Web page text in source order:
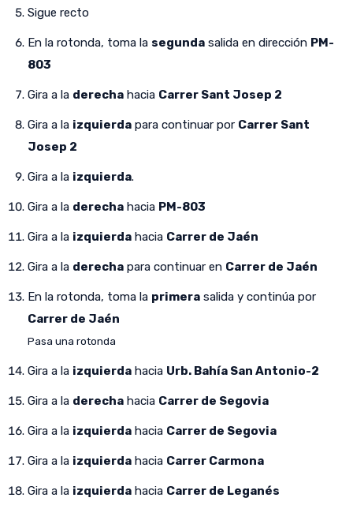
Sigue recto
En la rotonda, toma la segunda salida en dirección PM-
803
Gira a la derecha hacia Carrer Sant Josep 2
Gira a la izquierda para continuar por Carrer Sant
Josep 2
Gira a la izquierda.
Gira a la derecha hacia PM-803
Gira a la izquierda hacia Carrer de Jaén
Gira a la derecha para continuar en Carrer de Jaén
En la rotonda, toma la primera salida y continúa por
Carrer de Jaén
Pasa una rotonda
Gira a la izquierda hacia Urb. Bahía San Antonio-2
Gira a la derecha hacia Carrer de Segovia
Gira a la izquierda hacia Carrer de Segovia
Gira a la izquierda hacia Carrer Carmona
Gira a la izquierda hacia Carrer de Leganés